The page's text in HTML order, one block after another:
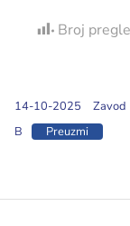
Broj
14-10-2025
B
Preuzmi